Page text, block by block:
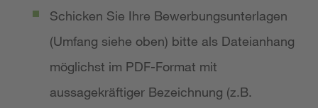
Schicken Sie Ihre Bewerbungsunterlagen
(Umfang siehe oben) bitte als Dateianhang
möglichst im PDF-Format mit
aussagekräftiger Bezeichnung (z.B.